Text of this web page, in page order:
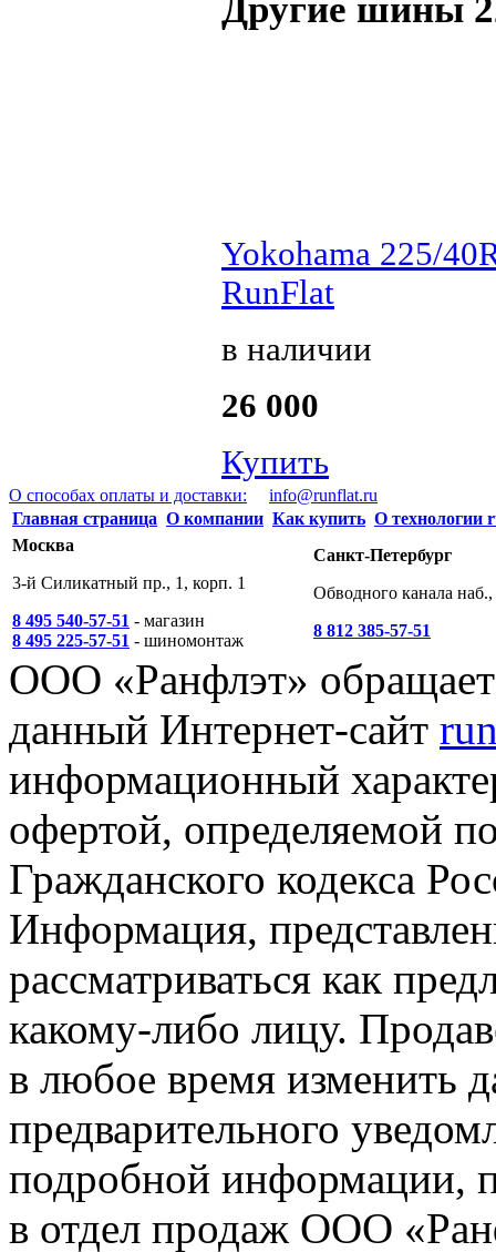
Yokohama 225/
RunFlat
в наличии
26 000
Купить
О способах оплаты и доставки:
info@runflat.ru
Главная страница О компании Как купить О технологии
Москва
3-й Силикатный пр., 1, корп. 1
8 495 540-57-51 - магазин
8 495 225-57-51 - шиномонтаж
Санкт-Петербург
Обводного канала
8 812 385-57-51
ООО «Ранфлэт»
данный Интернет-сайт
информационный
офертой, определяемой
Гражданского кодекса
Информация,
рассматриваться как
какому-либо лицу.
в любое время изменить
предварительного
подробной информации,
в отдел продаж ООО